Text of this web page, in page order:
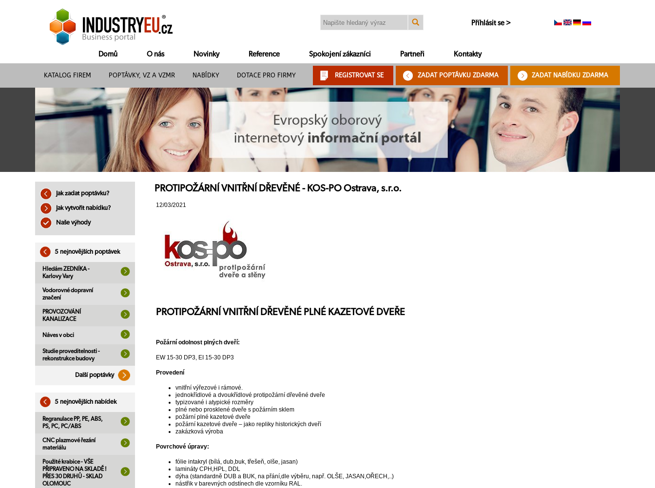
Příhlásit se >
Domů O nás Novinky Reference Spokojení zákazníci Partneři Kontakty
KATALOG FIREM POPTÁVKY, VZ A VZMR NABÍDKY DOTACE PRO FIRMY REGISTROVAT SE ZADAT POPTÁVKU ZDARMA ZADAT NABÍDKU ZDARMA
Jak zadat poptávku?
Jak vytvořit nabídku?
Naše výhody
5 nejnovějších poptávek
Hledám ZEDNÍKA -
Karlovy Vary
Vodorovné dopravní
značení
PROVOZOVÁNÍ
KANALIZACE
Náves v obci
Studie proveditelnosti -
rekonstrukce budovy
Další poptávky
5 nejnovějších nabídek
Regranulace PP, PE, ABS,
PS, PC, PC/ABS
CNC plazmové řezání
materiálu
Použité krabice - VŠE
PŘIPRAVENO NA SKLADĚ !
PŘES 30 DRUHŮ - SKLAD
OLOMOUC
PROTIPOŽÁRNÍ VNITŘNÍ DŘEVĚNÉ - KOS-PO Ostrava, s.r.o.
12/03/2021
PROTIPOŽÁRNÍ VNITŘNÍ DŘEVĚNÉ PLNÉ KAZETOVÉ DVEŘE
Požární odolnost plných dveří:
EW 15-30 DP3, EI 15-30 DP3
Provedení
vnitřní výřezové i rámové.
jednokřídlové a dvoukřídlové protipožární dřevěné dveře
typizované i atypické rozměry
plné nebo prosklené dveře s požárním sklem
požární plné kazetové dveře
požární kazetové dveře – jako repliky historických dveří
zakázková výroba
Povrchové úpravy:
fólie intakryl (bílá, dub,buk, třešeň, olše, jasan)
lamináty CPH,HPL, DDL
dýha (standardně DUB a BUK, na přání,dle výběru, např. OLŠE, JASAN,OŘECH,..)
nástřik v barevných odstínech dle vzorníku RAL.